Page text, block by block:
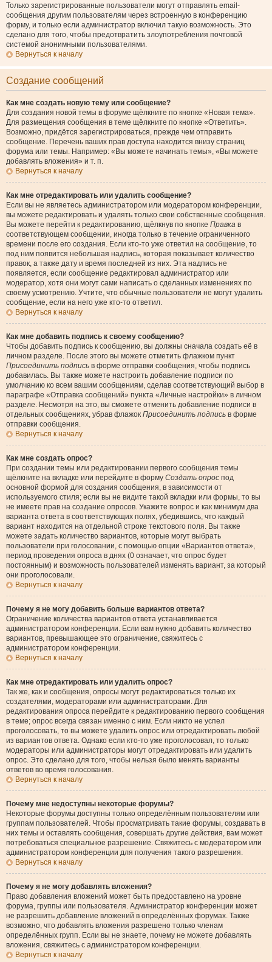
Только зарегистрированные пользователи могут отправлять email-
сообщения другим пользователям через встроенную в конференцию
форму, и только если администратор включил такую возможность. Это
сделано для того, чтобы предотвратить злоупотребления почтовой
системой анонимными пользователями.
Вернуться к началу
Создание сообщений
Как мне создать новую тему или сообщение?
Для создания новой темы в форуме щёлкните по кнопке «Новая тема».
Для размещения сообщения в теме щёлкните по кнопке «Ответить».
Возможно, придётся зарегистрироваться, прежде чем отправить
сообщение. Перечень ваших прав доступа находится внизу страниц
форума или темы. Например: «Вы можете начинать темы», «Вы можете
добавлять вложения» и т. п.
Вернуться к началу
Как мне отредактировать или удалить сообщение?
Если вы не являетесь администратором или модератором конференции,
вы можете редактировать и удалять только свои собственные сообщения.
Вы можете перейти к редактированию, щёлкнув по кнопке Правка в
соответствующем сообщении, иногда только в течение ограниченного
времени после его создания. Если кто-то уже ответил на сообщение, то
под ним появится небольшая надпись, которая показывает количество
правок, а также дату и время последней из них. Эта надпись не
появляется, если сообщение редактировал администратор или
модератор, хотя они могут сами написать о сделанных изменениях по
своему усмотрению. Учтите, что обычные пользователи не могут удалить
сообщение, если на него уже кто-то ответил.
Вернуться к началу
Как мне добавить подпись к своему сообщению?
Чтобы добавить подпись к сообщению, вы должны сначала создать её в
личном разделе. После этого вы можете отметить флажком пункт
Присоединить подпись в форме отправки сообщения, чтобы подпись
добавилась. Вы также можете настроить добавление подписи по
умолчанию ко всем вашим сообщениям, сделав соответствующий выбор в
параграфе «Отправка сообщений» пункта «Личные настройки» в личном
разделе. Несмотря на это, вы сможете отменить добавление подписи в
отдельных сообщениях, убрав флажок Присоединить подпись в форме
отправки сообщения.
Вернуться к началу
Как мне создать опрос?
При создании темы или редактировании первого сообщения темы
щёлкните на вкладке или перейдите в форму Создать опрос под
основной формой для создания сообщения, в зависимости от
используемого стиля; если вы не видите такой вкладки или формы, то вы
не имеете прав на создание опросов. Укажите вопрос и как минимум два
варианта ответа в соответствующих полях, убедившись, что каждый
вариант находится на отдельной строке текстового поля. Вы также
можете задать количество вариантов, которые могут выбрать
пользователи при голосовании, с помощью опции «Вариантов ответа»,
период проведения опроса в днях (0 означает, что опрос будет
постоянным) и возможность пользователей изменять вариант, за который
они проголосовали.
Вернуться к началу
Почему я не могу добавить больше вариантов ответа?
Ограничение количества вариантов ответа устанавливается
администратором конференции. Если вам нужно добавить количество
вариантов, превышающее это ограничение, свяжитесь с
администратором конференции.
Вернуться к началу
Как мне отредактировать или удалить опрос?
Так же, как и сообщения, опросы могут редактироваться только их
создателями, модераторами или администраторами. Для
редактирования опроса перейдите к редактированию первого сообщения
в теме; опрос всегда связан именно с ним. Если никто не успел
проголосовать, то вы можете удалить опрос или отредактировать любой
из вариантов ответа. Однако если кто-то уже проголосовал, то только
модераторы или администраторы могут отредактировать или удалить
опрос. Это сделано для того, чтобы нельзя было менять варианты
ответов во время голосования.
Вернуться к началу
Почему мне недоступны некоторые форумы?
Некоторые форумы доступны только определённым пользователям или
группам пользователей. Чтобы просматривать такие форумы, создавать в
них темы и оставлять сообщения, совершать другие действия, вам может
потребоваться специальное разрешение. Свяжитесь с модератором или
администратором конференции для получения такого разрешения.
Вернуться к началу
Почему я не могу добавлять вложения?
Право добавления вложений может быть предоставлено на уровне
форума, группы или пользователя. Администратор конференции может
не разрешить добавление вложений в определённых форумах. Также
возможно, что добавлять вложения разрешено только членам
определённых групп. Если вы не знаете, почему не можете добавлять
вложения, свяжитесь с администратором конференции.
Вернуться к началу